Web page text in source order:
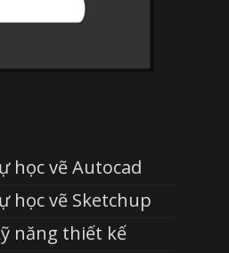
học vẽ Autocad
học vẽ Sketchup
năng thiết kế